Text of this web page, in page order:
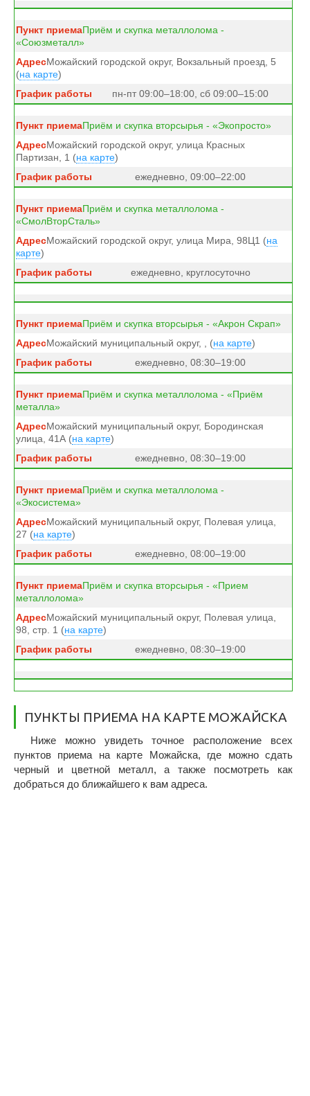
Приём и скупка металлолома -
«Союзметалл»
Можайский городской округ, Вокзальный проезд, 5
(на карте)
пн-пт 09:00–18:00, сб 09:00–15:00
Приём и скупка вторсырья - «Экопросто»
Можайский городской округ, улица Красных
Партизан, 1 (на карте)
ежедневно, 09:00–22:00
Приём и скупка металлолома -
«СмолВторСталь»
Можайский городской округ, улица Мира, 98Ц1 (на
карте)
ежедневно, круглосуточно
Приём и скупка вторсырья - «Акрон Скрап»
Можайский муниципальный округ, , (на карте)
ежедневно, 08:30–19:00
Приём и скупка металлолома - «Приём
металла»
Можайский муниципальный округ, Бородинская
улица, 41А (на карте)
ежедневно, 08:30–19:00
Приём и скупка металлолома -
«Экосистема»
Можайский муниципальный округ, Полевая улица,
27 (на карте)
ежедневно, 08:00–19:00
Приём и скупка вторсырья - «Прием
металлолома»
Можайский муниципальный округ, Полевая улица,
98, стр. 1 (на карте)
ежедневно, 08:30–19:00
ПУНКТЫ ПРИЕМА НА КАРТЕ МОЖАЙСКА
Ниже можно увидеть точное расположение всех
пунктов приема на карте Можайска, где можно сдать
черный и цветной металл, а также посмотреть как
добраться до ближайшего к вам адреса.